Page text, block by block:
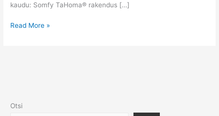
kaudu: Somfy TaHoma® rakendus […]
Read More »
Otsi